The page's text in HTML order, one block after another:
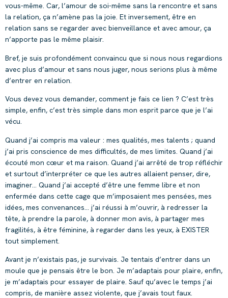
vous-même. Car, l’amour de soi-même sans la rencontre et sans
la relation, ça n’amène pas la joie. Et inversement, être en
relation sans se regarder avec bienveillance et avec amour, ça
n’apporte pas le même plaisir.
Bref, je suis profondément convaincu que si nous nous regardions
avec plus d’amour et sans nous juger, nous serions plus à même
d’entrer en relation.
Vous devez vous demander, comment je fais ce lien ? C’est très
simple, enfin, c’est très simple dans mon esprit parce que je l’ai
vécu.
Quand j’ai compris ma valeur : mes qualités, mes talents ; quand
j’ai pris conscience de mes difficultés, de mes limites. Quand j’ai
écouté mon cœur et ma raison. Quand j’ai arrêté de trop réfléchir
et surtout d’interpréter ce que les autres allaient penser, dire,
imaginer… Quand j’ai accepté d’être une femme libre et non
enfermée dans cette cage que m’imposaient mes pensées, mes
idées, mes convenances… j’ai réussi à m’ouvrir, à redresser la
tête, à prendre la parole, à donner mon avis, à partager mes
fragilités, à être féminine, à regarder dans les yeux, à EXISTER
tout simplement.
Avant je n’existais pas, je survivais. Je tentais d’entrer dans un
moule que je pensais être le bon. Je m’adaptais pour plaire, enfin,
je m’adaptais pour essayer de plaire. Sauf qu’avec le temps j’ai
compris, de manière assez violente, que j’avais tout faux.